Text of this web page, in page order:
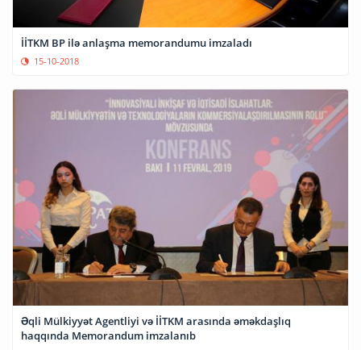
İİTKM BP ilə anlaşma memorandumu imzaladı
15-10-2018
Əqli Mülkiyyət Agentliyi və İİTKM arasında əməkdaşlıq
haqqında Memorandum imzalanıb